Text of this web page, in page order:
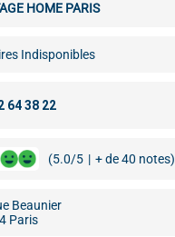
HOME PARIS
Indisponibles
(5.0/5 | + de 40 notes)
Beaunier
Paris